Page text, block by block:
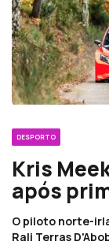
DESPORTO
Kris
após
O piloto norte-
Rali Terras